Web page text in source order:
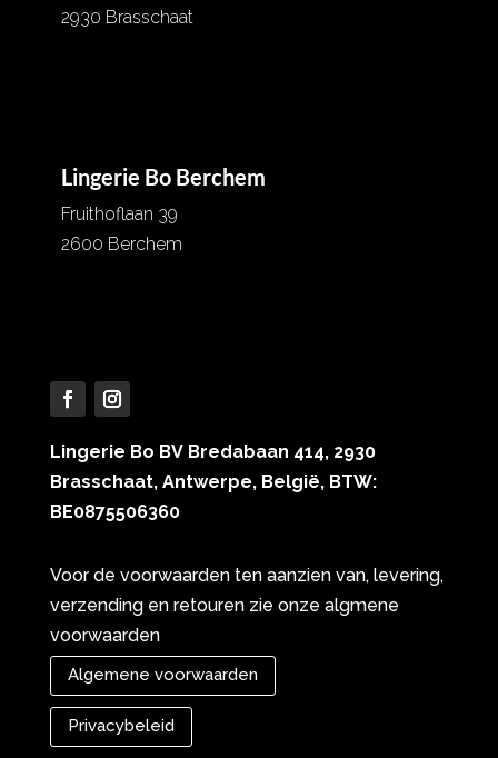
2930 Brasschaat
Lingerie Bo Berchem
Fruithoflaan 39
2600 Berchem
Lingerie Bo BV Bredabaan 414, 2930
Brasschaat, Antwerpe, België, BTW:
BE0875506360
Voor de voorwaarden ten aanzien van, levering,
verzending en retouren zie onze algmene
voorwaarden
Algemene voorwaarden
Privacybeleid